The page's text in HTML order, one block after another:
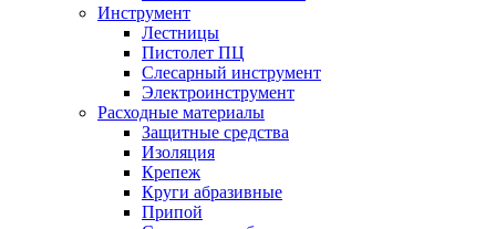
Инструмент
Лестницы
Пистолет ПЦ
Слесарный инструмент
Электроинструмент
Расходные материалы
Защитные средства
Изоляция
Крепеж
Круги абразивные
Припой